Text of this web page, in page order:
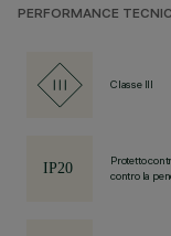
PERFORMANCE
Classe III
Protetto
contro la